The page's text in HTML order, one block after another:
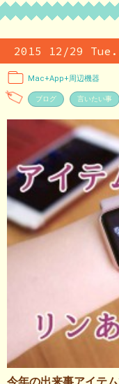
2015 12/29 Tue.
Mac+App+周辺機器
ブログ 言いたい事